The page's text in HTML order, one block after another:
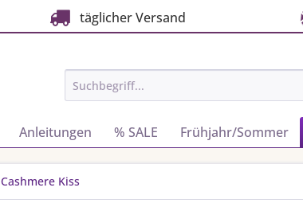
täglicher Versand
Anleitungen % SALE Frühjahr/Sommer
Cashmere Kiss